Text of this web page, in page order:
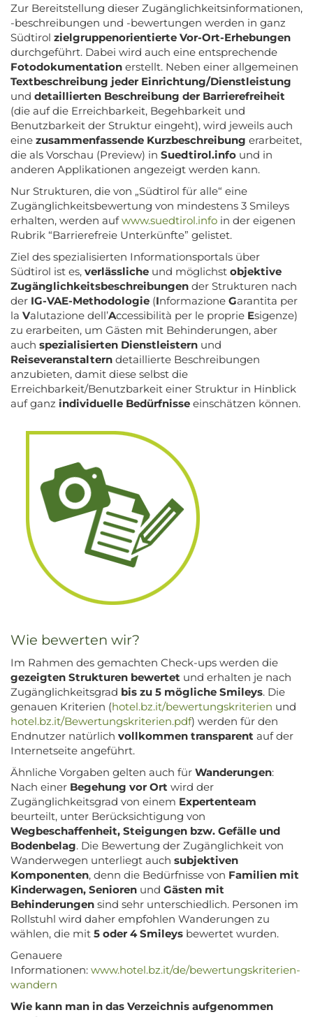
Zur Bereitstellung dieser Zugänglichkeitsinformationen,
-beschreibungen und -bewertungen werden in ganz
Südtirol zielgruppenorientierte Vor-Ort-Erhebungen
durchgeführt. Dabei wird auch eine entsprechende
Fotodokumentation erstellt. Neben einer allgemeinen
Textbeschreibung jeder Einrichtung/Dienstleistung
und detaillierten Beschreibung der Barrierefreiheit
(die auf die Erreichbarkeit, Begehbarkeit und
Benutzbarkeit der Struktur eingeht), wird jeweils auch
eine zusammenfassende Kurzbeschreibung erarbeitet,
die als Vorschau (Preview) in Suedtirol.info und in
anderen Applikationen angezeigt werden kann.
Nur Strukturen, die von „Südtirol für alle“ eine
Zugänglichkeitsbewertung von mindestens 3 Smileys
erhalten, werden aufwww.suedtirol.info in der eigenen
Rubrik “Barrierefreie Unterkünfte” gelistet.
Ziel des spezialisierten Informationsportals über
Südtirol ist es, verlässliche und möglichst objektive
Zugänglichkeitsbeschreibungen der Strukturen nach
der IG-VAE-Methodologie (Informazione Garantita per
la Valutazione dell’Accessibilità per le proprie Esigenze)
zu erarbeiten, um Gästen mit Behinderungen, aber
auch spezialisierten Dienstleistern und
Reiseveranstaltern detaillierte Beschreibungen
anzubieten, damit diese selbst die
Erreichbarkeit/Benutzbarkeit einer Struktur in Hinblick
auf ganz individuelle Bedürfnisse einschätzen können.
Wie bewerten wir?
Im Rahmen des gemachten Check-ups werden die
gezeigten Strukturen bewertet und erhalten je nach
Zugänglichkeitsgrad bis zu 5 mögliche Smileys. Die
genauen Kriterien (hotel.bz.it/bewertungskriterien und
hotel.bz.it/Bewertungskriterien.pdf) werden für den
Endnutzer natürlich vollkommen transparent auf der
Internetseite angeführt.
Ähnliche Vorgaben gelten auch für Wanderungen:
Nach einer Begehung vor Ort wird der
Zugänglichkeitsgrad von einem Expertenteam
beurteilt, unter Berücksichtigung von
Wegbeschaffenheit, Steigungen bzw. Gefälle und
Bodenbelag. Die Bewertung der Zugänglichkeit von
Wanderwegen unterliegt auch subjektiven
Komponenten, denn die Bedürfnisse von Familien mit
Kinderwagen, Senioren und Gästen mit
Behinderungen sind sehr unterschiedlich. Personen im
Rollstuhl wird daher empfohlen Wanderungen zu
wählen, die mit 5 oder 4 Smileys bewertet wurden.
Genauere
Informationen: www.hotel.bz.it/de/bewertungskriterien-
wandern
Wie kann man in das Verzeichnis aufgenommen